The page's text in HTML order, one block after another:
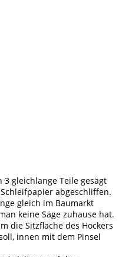
gleichlange Teile gesägt
abgeschliffen.
gleich im Baumarkt
keine Säge zuhause hat.
die Sitzfläche des Hockers
innen mit dem Pinsel